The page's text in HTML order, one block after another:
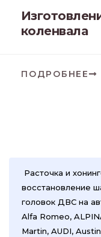
коленвала
ПОДРОБНЕЕ
Расточка и
восстановление
головок ДВС на
Alfa Romeo,
Martin, AUDI,